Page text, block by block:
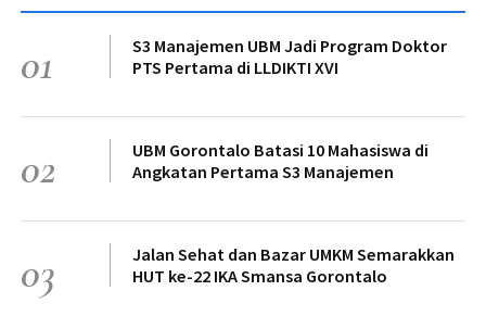
01
S3 Manajemen UBM Jadi Program Doktor
PTS Pertama di LLDIKTI XVI
02
UBM Gorontalo Batasi 10 Mahasiswa di
Angkatan Pertama S3 Manajemen
03
Jalan Sehat dan Bazar UMKM Semarakkan
HUT ke-22 IKA Smansa Gorontalo